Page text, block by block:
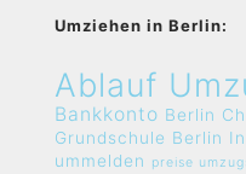
Umziehen in Berlin:
Ablauf
Bankkonto Berlin
Grundschule Berlin
ummelden
preise